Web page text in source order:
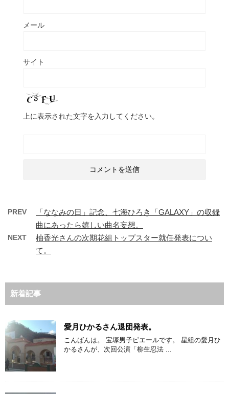
メール
サイト
上に表示された文字を入力してください。
PREV
「ななみの日」記念、七海ひろき「GALAXY」の収録
曲にあったら嬉しい曲名妄想。
NEXT
柚香光さんの次期花組トップスター就任発表につい
て。
新着記事
愛月ひかるさん退団発表。
こんばんは。 宝塚男子ピエールです。 星組の愛月ひ
かるさんが、次回公演「柳生忍法 ...